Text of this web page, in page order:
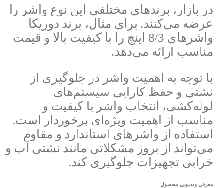
در بازار، برندهای مختلفی این نوع واشر را
عرضه می‌کنند. برای مثال، برند دوریکا
واشرهای 8/3 اینچ را با کیفیت بالا و قیمت
مناسب ارائه می‌دهد.
با توجه به اهمیت واشر در جلوگیری از
نشتی و حفظ کارایی سیستم‌های
لوله‌کشی، انتخاب واشر با کیفیت و
مناسب از اهمیت ویژه‌ای برخوردار است.
استفاده از واشرهای استاندارد و مقاوم
می‌تواند از بروز مشکلاتی مانند نشتی آب و
خرابی تجهیزات جلوگیری کند.
معرفی ویدیویی محصول